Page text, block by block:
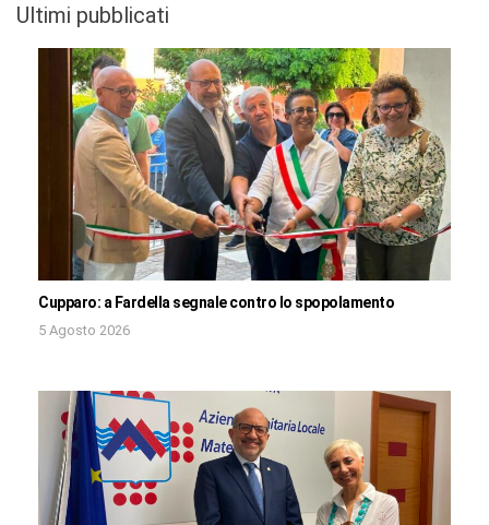
Ultimi pubblicati
Cupparo: a Fardella segnale contro lo spopolamento
5 Agosto 2026